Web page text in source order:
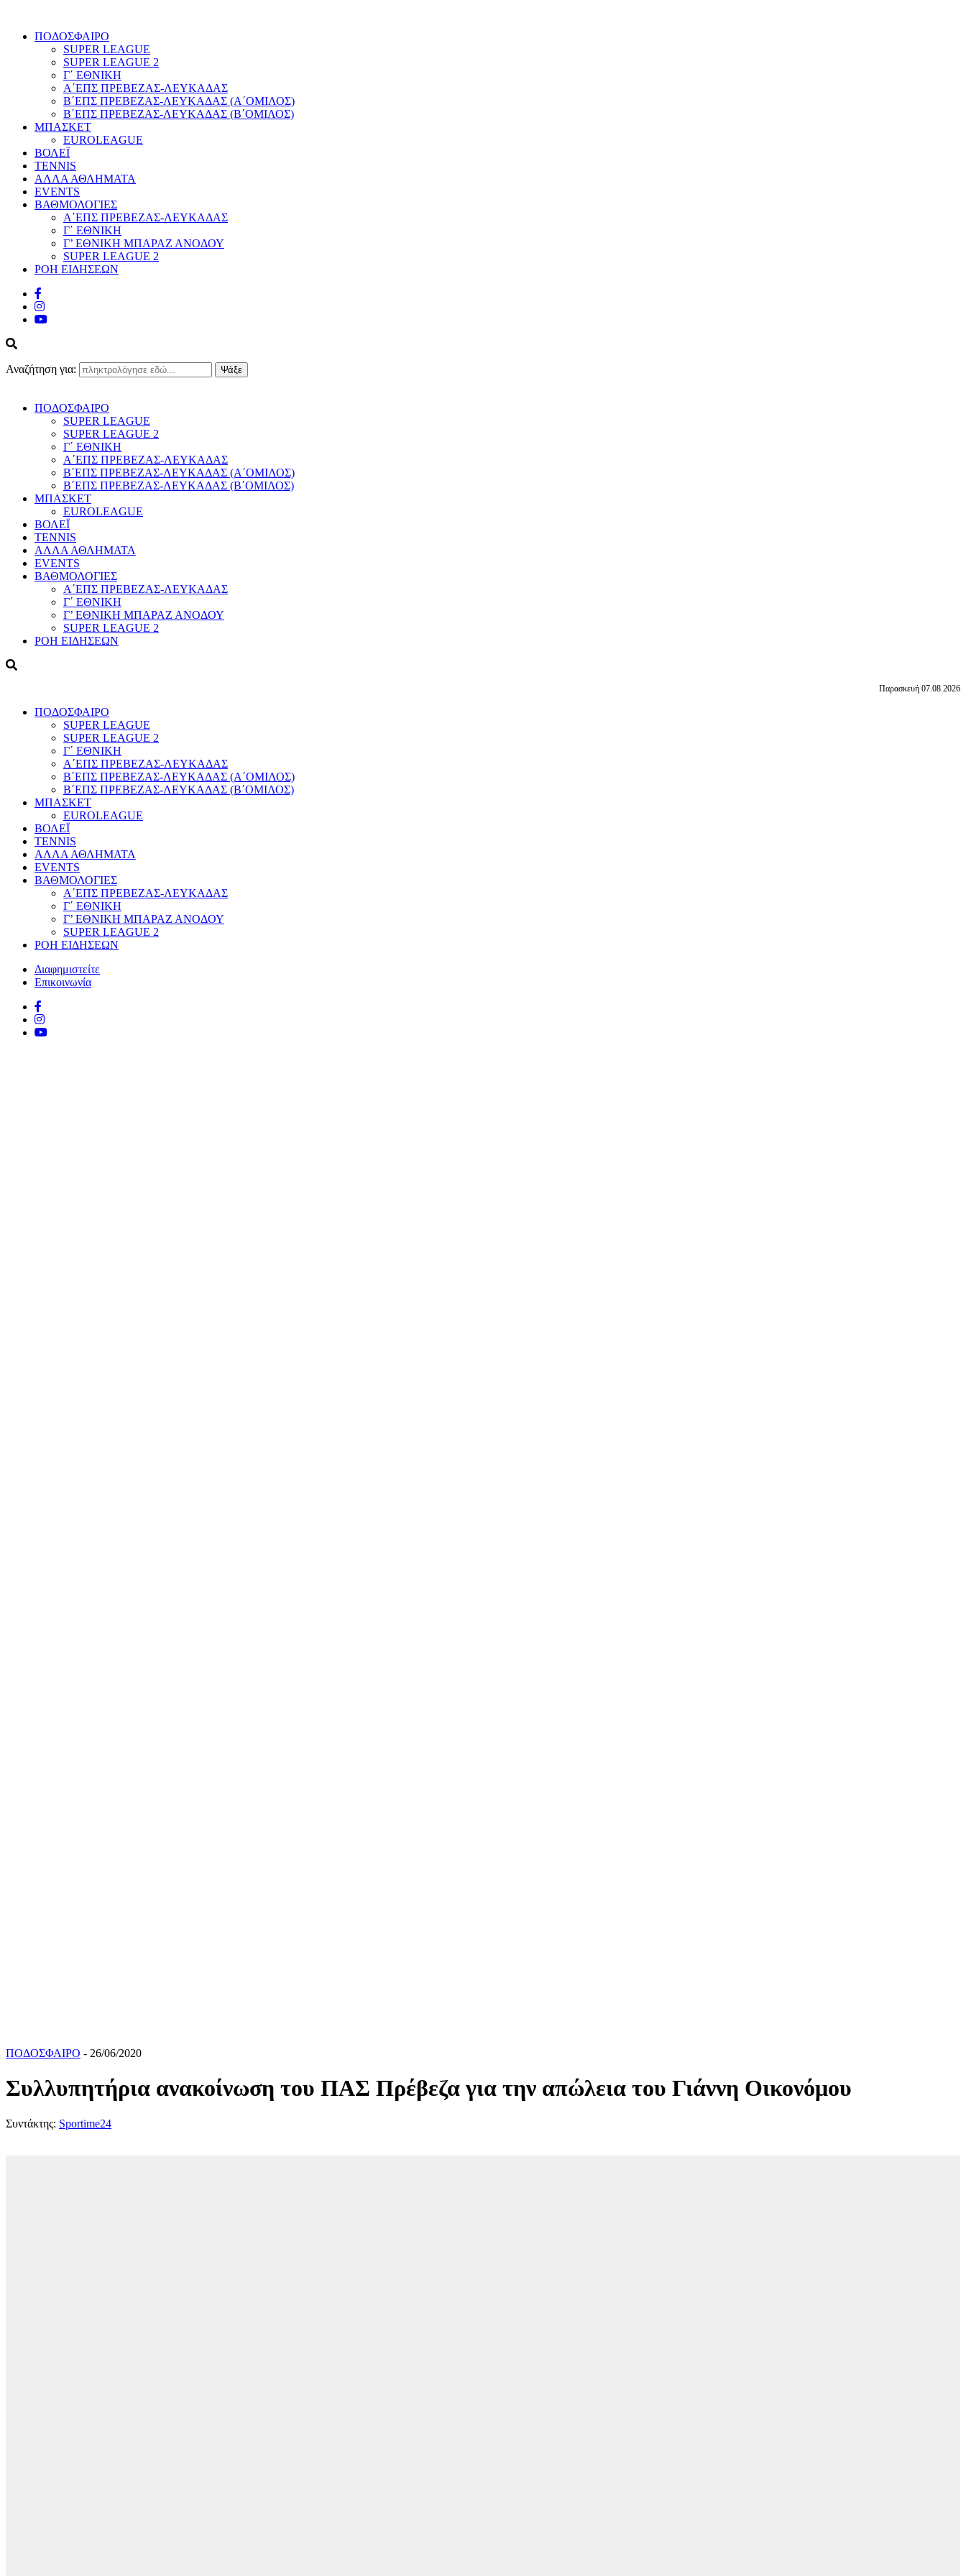
ΠΟΔΟΣΦΑΙΡΟ
SUPER LEAGUE
SUPER LEAGUE 2
Γ΄ ΕΘΝΙΚΗ
Α΄ΕΠΣ ΠΡΕΒΕΖΑΣ-ΛΕΥΚΑΔΑΣ
Β΄ΕΠΣ ΠΡΕΒΕΖΑΣ-ΛΕΥΚΑΔΑΣ (Α΄ΟΜΙΛΟΣ)
Β΄ΕΠΣ ΠΡΕΒΕΖΑΣ-ΛΕΥΚΑΔΑΣ (Β΄ΟΜΙΛΟΣ)
ΜΠΑΣΚΕΤ
EUROLEAGUE
ΒΟΛΕΪ
TENNIS
ΑΛΛΑ ΑΘΛΗΜΑΤΑ
EVENTS
ΒΑΘΜΟΛΟΓΙΕΣ
Α΄ΕΠΣ ΠΡΕΒΕΖΑΣ-ΛΕΥΚΑΔΑΣ
Γ΄ ΕΘΝΙΚΗ
Γ’ ΕΘΝΙΚΗ ΜΠΑΡΑΖ ΑΝΟΔΟΥ
SUPER LEAGUE 2
ΡΟΗ ΕΙΔΗΣΕΩΝ
Αναζήτηση για:
ΠΟΔΟΣΦΑΙΡΟ
SUPER LEAGUE
SUPER LEAGUE 2
Γ΄ ΕΘΝΙΚΗ
Α΄ΕΠΣ ΠΡΕΒΕΖΑΣ-ΛΕΥΚΑΔΑΣ
Β΄ΕΠΣ ΠΡΕΒΕΖΑΣ-ΛΕΥΚΑΔΑΣ (Α΄ΟΜΙΛΟΣ)
Β΄ΕΠΣ ΠΡΕΒΕΖΑΣ-ΛΕΥΚΑΔΑΣ (Β΄ΟΜΙΛΟΣ)
ΜΠΑΣΚΕΤ
EUROLEAGUE
ΒΟΛΕΪ
TENNIS
ΑΛΛΑ ΑΘΛΗΜΑΤΑ
EVENTS
ΒΑΘΜΟΛΟΓΙΕΣ
Α΄ΕΠΣ ΠΡΕΒΕΖΑΣ-ΛΕΥΚΑΔΑΣ
Γ΄ ΕΘΝΙΚΗ
Γ’ ΕΘΝΙΚΗ ΜΠΑΡΑΖ ΑΝΟΔΟΥ
SUPER LEAGUE 2
ΡΟΗ ΕΙΔΗΣΕΩΝ
Παρασκευή 07.08.2026
ΠΟΔΟΣΦΑΙΡΟ
SUPER LEAGUE
SUPER LEAGUE 2
Γ΄ ΕΘΝΙΚΗ
Α΄ΕΠΣ ΠΡΕΒΕΖΑΣ-ΛΕΥΚΑΔΑΣ
Β΄ΕΠΣ ΠΡΕΒΕΖΑΣ-ΛΕΥΚΑΔΑΣ (Α΄ΟΜΙΛΟΣ)
Β΄ΕΠΣ ΠΡΕΒΕΖΑΣ-ΛΕΥΚΑΔΑΣ (Β΄ΟΜΙΛΟΣ)
ΜΠΑΣΚΕΤ
EUROLEAGUE
ΒΟΛΕΪ
TENNIS
ΑΛΛΑ ΑΘΛΗΜΑΤΑ
EVENTS
ΒΑΘΜΟΛΟΓΙΕΣ
Α΄ΕΠΣ ΠΡΕΒΕΖΑΣ-ΛΕΥΚΑΔΑΣ
Γ΄ ΕΘΝΙΚΗ
Γ’ ΕΘΝΙΚΗ ΜΠΑΡΑΖ ΑΝΟΔΟΥ
SUPER LEAGUE 2
ΡΟΗ ΕΙΔΗΣΕΩΝ
Διαφημιστείτε
Επικοινωνία
ΠΟΔΟΣΦΑΙΡΟ - 26/06/2020
Συλλυπητήρια ανακοίνωση του ΠΑΣ Πρέβεζα για την απώλεια του Γιάννη Οικονόμου
Συντάκτης: Sportime24